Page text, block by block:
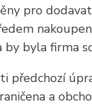
pro
by byla firma
předchozí
a